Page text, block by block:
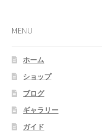
MENU
ホーム
ショップ
ブログ
ギャラリー
ガイド